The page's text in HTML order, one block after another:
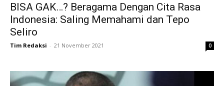
BISA GAK…? Beragama Dengan Cita Rasa
Indonesia: Saling Memahami dan Tepo
Seliro
Tim Redaksi - 21 November 2021 0